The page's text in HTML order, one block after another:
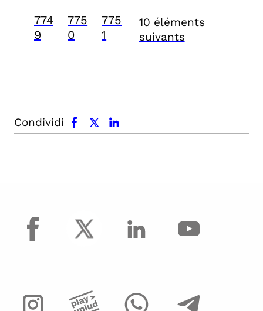
774
9
775
0
775
1
10 éléments
suivants
Condividi
facebook x.com linkedin
facebook